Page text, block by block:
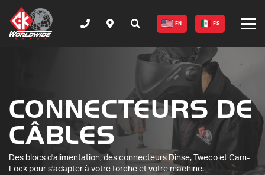
EN ES
CONNECTEURS DE
CÂBLES
Des blocs d'alimentation, des connecteurs Dinse, Tweco et Cam-
Lock pour s'adapter à votre torche et votre machine.